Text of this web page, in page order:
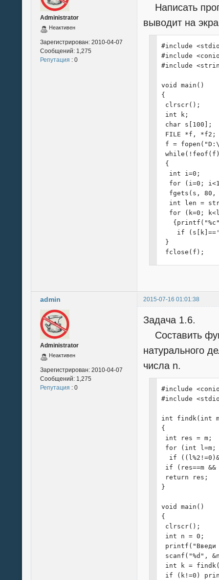
if (yes ==
Film = Film-
}
{
SFilm *temp
for (int i=0;
for (int
  {
temp =
if (Film-
   {
Film->Next
Film-
Film =
   }
  }
PrintFilms();
Administrator
Неактивен
Зарегистрирован: 2010-04-07
Сообщений: 1,275
Репутация : 0
Написать
выводит на
#include
#include
#include
void main()
{
clrscr();
int k;
char s[100];
FILE *f, *f2;
f =
{
  int i=0;
for (i=0;
fgets(s, 80,
int len =
for (k=0;
if
}
fclose(f);
admin 2015-07-16 01:01:38
Administrator
Неактивен
Зарегистрирован: 2010-04-07
Сообщений: 1,275
Репутация : 0
Задача 1.6.
Составить
натурального
числа n.
#include
#include
int findk(int
{
int res = m;
for (int
if
if (res==m &&
return res;
}
void main()
{
clrscr();
int n = 0;
scanf("%d",
int k =
if (k!=0)